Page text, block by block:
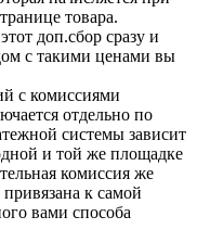
товара.
доп.сбор сразу и
с такими ценами вы
с комиссиями
отдельно по
системы зависит
и той же площадке
комиссия же
к самой
вами способа